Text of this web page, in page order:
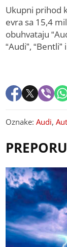
Ukupni prihod
evra sa 15,4
obuhvataju
“Audi”,
Oznake:Audi,